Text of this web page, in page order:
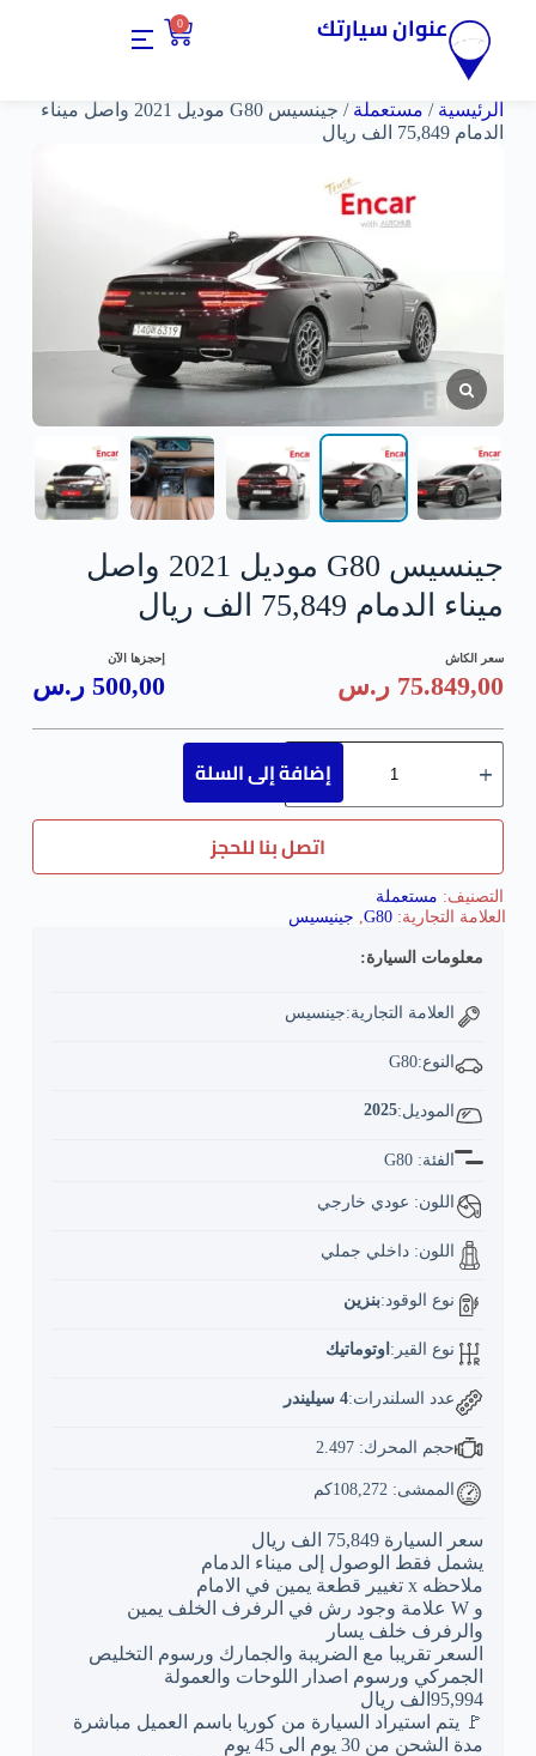
عنوان سيارتك 0
الرئيسية / مستعملة
/ جينسيس G80 موديل 2021 واصل ميناء
الدمام 75,849 الف ريال
جينسيس G80 موديل 2021 واصل
ميناء الدمام 75,849 الف ريال
500,00 ر.س
إحجزها الآن
75.849,00 ر.س
سعر الكاش
إضافة إلى السلة
اتصل بنا للحجز
التصنيف: مستعملة
العلامة التجارية: G80
, جينيسيس
معلومات السيارة:
العلامة التجارية:جينسيس
النوع:G80
الموديل:2025
الفئة: G80
اللون: عودي خارجي
اللون: داخلي جملي
نوع الوقود:بنزين
نوع القير: اوتوماتيك
عدد السلندرات:4 سيليندر
حجم المحرك: 2.497
الممشى: 108,272كم
سعر السيارة 75,849 الف ريال
يشمل فقط الوصول إلى ميناء الدمام
ملاحظه x تغيير قطعة ‏يمين في الامام
و W علامة وجود رش في الرفرف الخلف يمين
والرفرف خلف يسار
السعر تقريبا مع الضريبة والجمارك ورسوم التخليص
الجمركي ورسوم اصدار اللوحات والعمولة
95,994الف ريال
🚩 يتم استيراد السيارة من كوريا باسم العميل مباشرة
مدة الشحن من 30 يوم الى 45 يوم